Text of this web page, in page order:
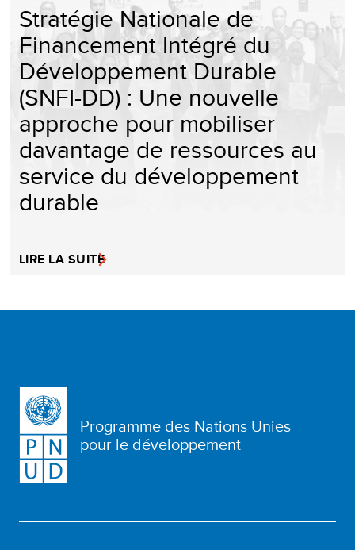
Stratégie Nationale de
Financement Intégré du
Développement Durable
(SNFI-DD) : Une nouvelle
approche pour mobiliser
davantage de ressources au
service du développement
durable
LIRE LA SUITE
Programme des Nations Unies
pour le développement